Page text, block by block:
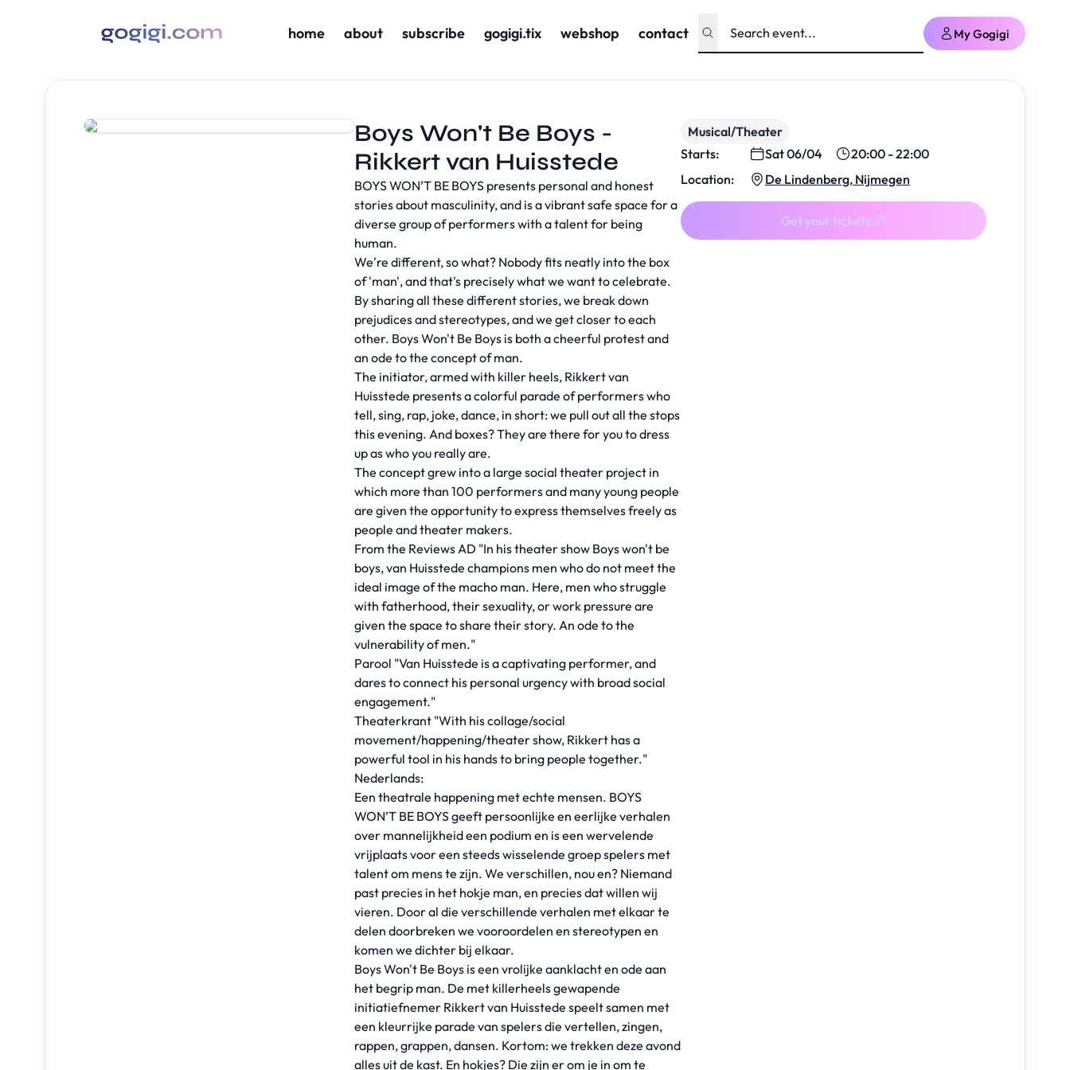
home about subscribe gogigi.tix webshop contact My Gogigi
Boys Won't Be Boys -
Rikkert van Huisstede
BOYS WON’T BE BOYS presents personal and honest
stories about masculinity, and is a vibrant safe space for a
diverse group of performers with a talent for being
human.
We're different, so what? Nobody fits neatly into the box
of 'man', and that's precisely what we want to celebrate.
By sharing all these different stories, we break down
prejudices and stereotypes, and we get closer to each
other. Boys Won't Be Boys is both a cheerful protest and
an ode to the concept of man.
The initiator, armed with killer heels, Rikkert van
Huisstede presents a colorful parade of performers who
tell, sing, rap, joke, dance, in short: we pull out all the stops
this evening. And boxes? They are there for you to dress
up as who you really are.
The concept grew into a large social theater project in
which more than 100 performers and many young people
are given the opportunity to express themselves freely as
people and theater makers.
From the Reviews AD "In his theater show Boys won't be
boys, van Huisstede champions men who do not meet the
ideal image of the macho man. Here, men who struggle
with fatherhood, their sexuality, or work pressure are
given the space to share their story. An ode to the
vulnerability of men."
Parool "Van Huisstede is a captivating performer, and
dares to connect his personal urgency with broad social
engagement."
Theaterkrant "With his collage/social
movement/happening/theater show, Rikkert has a
powerful tool in his hands to bring people together."
Nederlands:
Een theatrale happening met echte mensen. BOYS
WON’T BE BOYS geeft persoonlijke en eerlijke verhalen
over mannelijkheid een podium en is een wervelende
vrijplaats voor een steeds wisselende groep spelers met
talent om mens te zijn. We verschillen, nou en? Niemand
past precies in het hokje man, en precies dat willen wij
vieren. Door al die verschillende verhalen met elkaar te
delen doorbreken we vooroordelen en stereotypen en
komen we dichter bij elkaar.
Boys Won't Be Boys is een vrolijke aanklacht en ode aan
het begrip man. De met killerheels gewapende
initiatiefnemer Rikkert van Huisstede speelt samen met
een kleurrijke parade van spelers die vertellen, zingen,
rappen, grappen, dansen. Kortom: we trekken deze avond
alles uit de kast. En hokjes? Die zijn er om je in om te
Musical/Theater
Starts:
Sat 06/04
20:00 - 22:00
Location:
De Lindenberg, Nijmegen
Get your tickets